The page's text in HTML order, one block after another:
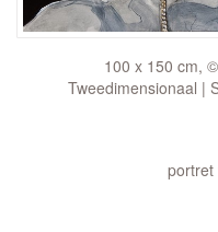
100 x 150 cm,
Tweedimensionaal |
portret